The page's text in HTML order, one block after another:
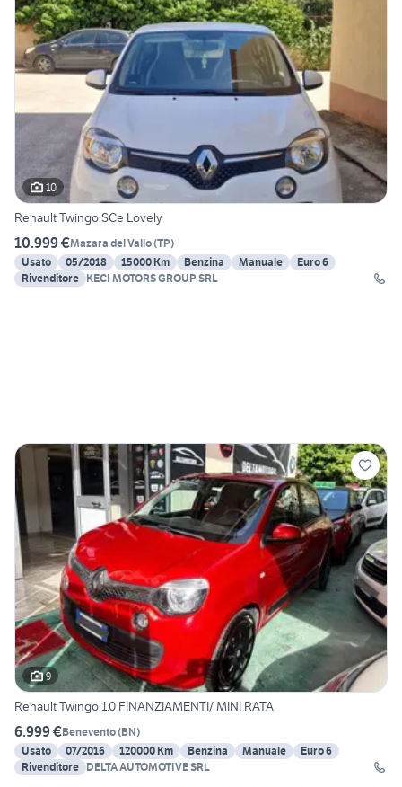
10
Renault Twingo SCe Lovely
10.999 €Mazara del Vallo(TP)
Usato
05/2018 15000 Km Benzina Manuale
Euro 6
Rivenditore KECI MOTORS GROUP SRL
9
Renault Twingo 1.0 FINANZIAMENTI/ MINI RATA
6.999 €Benevento(BN)
Usato
07/2016 120000 Km Benzina Manuale
Euro 6
Rivenditore DELTA AUTOMOTIVE SRL